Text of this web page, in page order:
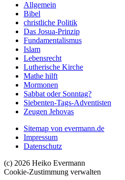
Allgemein
Bibel
christliche Politik
Das Josua-Prinzip
Fundamentalismus
Islam
Lebensrecht
Lutherische Kirche
Mathe hilft
Mormonen
Sabbat oder Sonntag?
Siebenten-Tags-Adventisten
Zeugen Jehovas
Sitemap von evermann.de
Impressum
Datenschutz
(c) 2026 Heiko Evermann
Cookie-Zustimmung verwalten